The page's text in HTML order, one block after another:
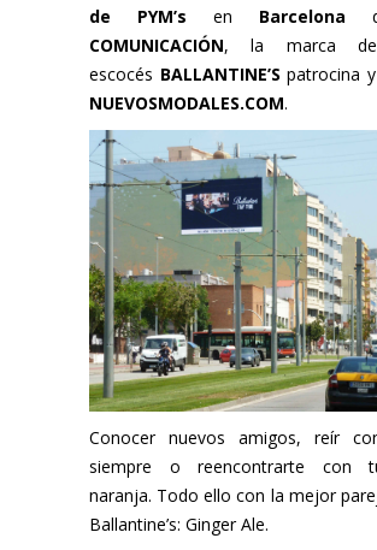
de PYM’s en Barcelona
COMUNICACIÓN, la marca de
escocés BALLANTINE’S patrocina
NUEVOSMODALES.COM.
Conocer nuevos amigos, reír
siempre o reencontrarte con
naranja. Todo ello con la mejor
Ballantine’s: Ginger Ale.